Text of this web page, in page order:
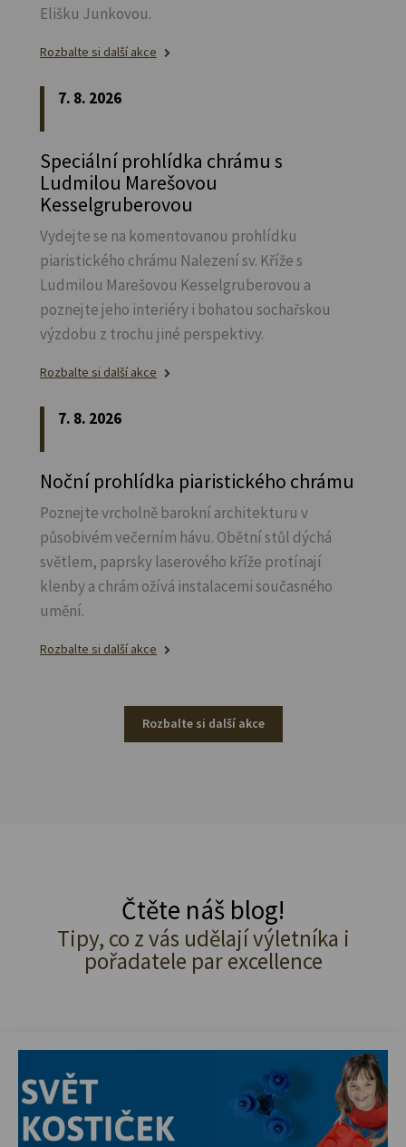
Elišku Junkovou.
Rozbalte si další akce
7. 8. 2026
Speciální prohlídka chrámu s
Ludmilou Marešovou
Kesselgruberovou
Vydejte se na komentovanou prohlídku
piaristického chrámu Nalezení sv. Kříže s
Ludmilou Marešovou Kesselgruberovou a
poznejte jeho interiéry i bohatou sochařskou
výzdobu z trochu jiné perspektivy.
Rozbalte si další akce
7. 8. 2026
Noční prohlídka piaristického chrámu
Poznejte vrcholně barokní architekturu v
působivém večerním hávu. Obětní stůl dýchá
světlem, paprsky laserového kříže protínají
klenby a chrám ožívá instalacemi současného
umění.
Rozbalte si další akce
Rozbalte si další akce
Čtěte náš blog!
Tipy, co z vás udělají výletníka i
pořadatele par excellence